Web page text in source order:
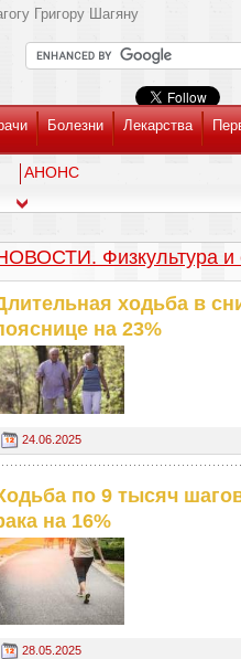
Григору Шагяну
Болезни Лекарства
АНОНС
Физкультура и
ходьба в
на 23%
24.06.2025
по 9 тысяч
на 16%
28.05.2025